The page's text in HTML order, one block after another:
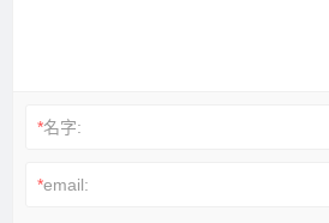
*名字:
*email: